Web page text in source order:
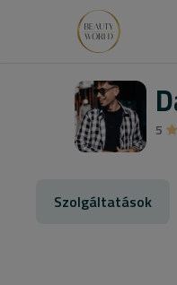
5
Szolgáltatások